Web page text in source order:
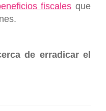
fiscales que
de erradicar el